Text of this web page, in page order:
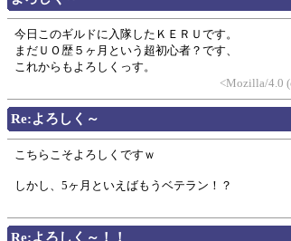
今日このギルドに入隊したＫＥＲＵです。
まだＵＯ歴５ヶ月という超初心者？です、
これからもよろしくっす。
<Mozilla/4.0
Re:よろしく～
こちらこそよろしくですｗ
しかし、5ヶ月といえばもうベテラン！？
Re:よろしく～！！